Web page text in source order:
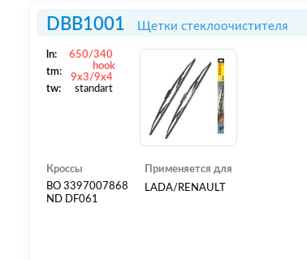
DBB1001 Щетки стеклоочистителя
ln:
650/340
tm:
hook
9x3/9x4
tw:
standart
Кроссы
BO 3397007868
ND DF061
Применяется для
LADA/RENAULT